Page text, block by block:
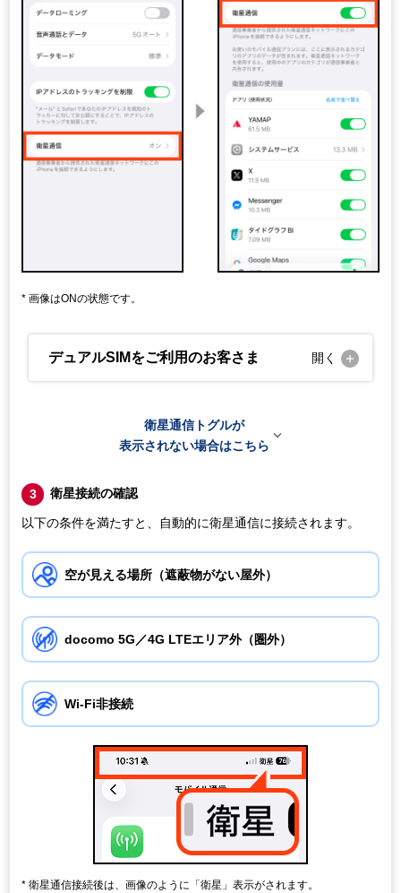
画像はONの状態です。
デュアルSIMをご利用のお客さま 開く
衛星通信トグルが
表示されない場合はこちら

3 衛星接続の確認
以下の条件を満たすと、自動的に衛星通信に接続されます。
空が見える場所（遮蔽物がない屋外）
docomo 5G／4G LTEエリア外（圏外）
Wi-Fi非接続
衛星通信接続後は、画像のように「衛星」表示がされます。